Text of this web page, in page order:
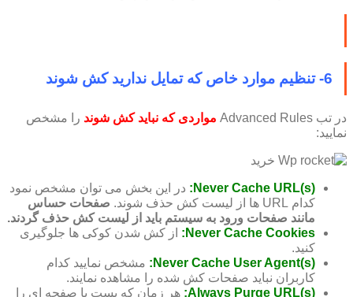
6- تنظیم موارد خاص که تمایل ندارید کش شوند
در تب Advanced Rules مواردی که نباید کش شوند را مشخص
نمایید:
(Never Cache URL(s:
در این بخش می توان مشخص نمود
کدام URL ها از لیست کش حذف شوند.
صفحات حساس
مانند صفحات ورود به سیستم باید از لیست کش حذف گردند.
Never Cache Cookies:
از کش شدن کوکی ها جلوگیری
کنید.
(Never Cache User Agent(s:
مشخص نمایید کدام
کاربران نباید صفحات کش شده را مشاهده نمایند.
(Always Purge URL(s:
هر زمان که پست یا صفحه ای را